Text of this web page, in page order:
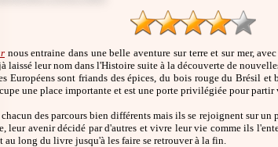
nous entraine dans une belle aventure sur terre et sur mer,
laissé leur nom dans l'Histoire suite à la découverte de
Européens sont friands des épices, du bois rouge du Brésil
une place importante et est une porte privilégiée pour
des parcours bien différents mais ils se rejoignent sur
leur avenir décidé par d'autres et vivre leur vie comme ils
long du livre jusqu'à les faire se retrouver à la fin.